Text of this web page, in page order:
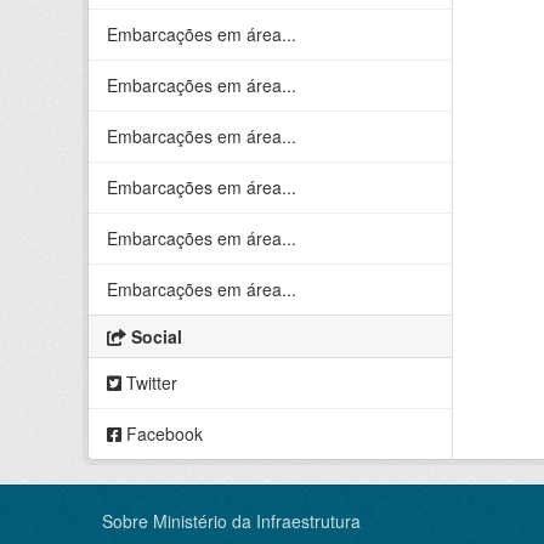
Embarcações em área...
Embarcações em área...
Embarcações em área...
Embarcações em área...
Embarcações em área...
Embarcações em área...
Social
Twitter
Facebook
Sobre Ministério da Infraestrutura